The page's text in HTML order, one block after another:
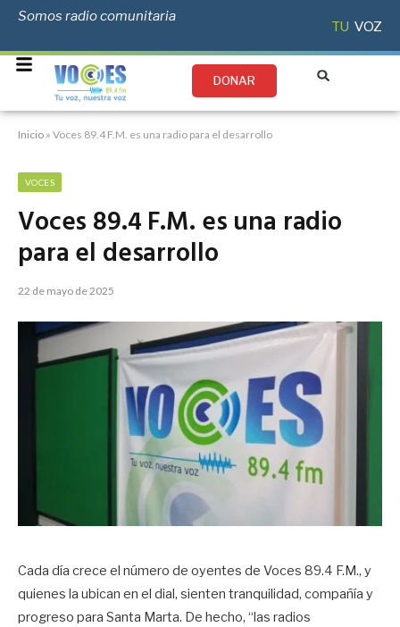
Somos radio comunitaria
TU VOZ
DONAR
Inicio » Voces 89.4 F.M. es una radio para el desarrollo
VOCES
Voces 89.4 F.M. es una radio
para el desarrollo
22 de mayo de 2025
Cada día crece el número de oyentes de Voces 89.4 F.M., y
quienes la ubican en el dial, sienten tranquilidad, compañía y
progreso para Santa Marta. De hecho, “las radios